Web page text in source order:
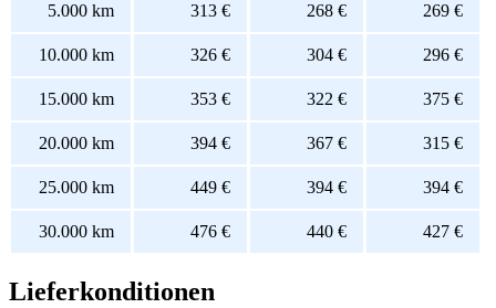
5.000 km 313 € 268 € 269 €
10.000 km 326 € 304 € 296 €
15.000 km 353 € 322 € 375 €
20.000 km 394 € 367 € 315 €
25.000 km 449 € 394 € 394 €
30.000 km 476 € 440 € 427 €
Lieferkonditionen